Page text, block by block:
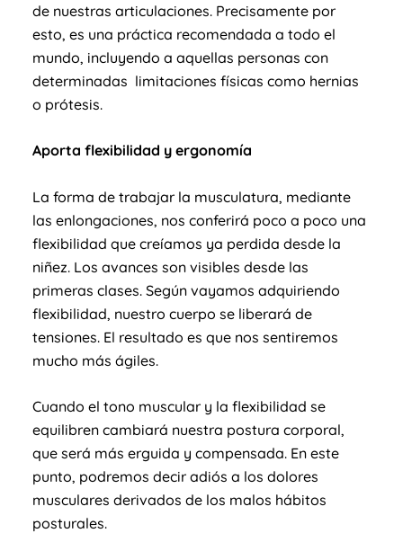
de nuestras articulaciones. Precisamente por
esto, es una práctica recomendada a todo el
mundo, incluyendo a aquellas personas con
determinadas limitaciones físicas como hernias
o prótesis.
Aporta flexibilidad y ergonomía
La forma de trabajar la musculatura, mediante
las enlongaciones, nos conferirá poco a poco una
flexibilidad que creíamos ya perdida desde la
niñez. Los avances son visibles desde las
primeras clases. Según vayamos adquiriendo
flexibilidad, nuestro cuerpo se liberará de
tensiones. El resultado es que nos sentiremos
mucho más ágiles.
Cuando el tono muscular y la flexibilidad se
equilibren cambiará nuestra postura corporal,
que será más erguida y compensada. En este
punto, podremos decir adiós a los dolores
musculares derivados de los malos hábitos
posturales.